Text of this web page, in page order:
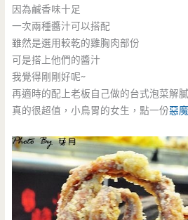
因為鹹香味十足
一次兩種醬汁可以搭配
雖然是選用較乾的雞胸肉部份
可是搭上他們的醬汁
我覺得剛剛好呢~
再適時的配上老板自己做的台式泡菜解膩
真的很超值，小鳥胃的女生，點一份惡